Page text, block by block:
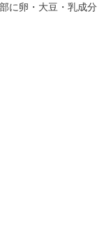
に卵・大豆・乳成分